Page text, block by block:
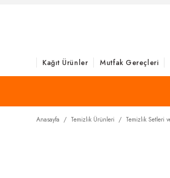
Kağıt Ürünler Mutfak Gereçleri
Anasayfa Temizlik Ürünleri Temizlik Setleri